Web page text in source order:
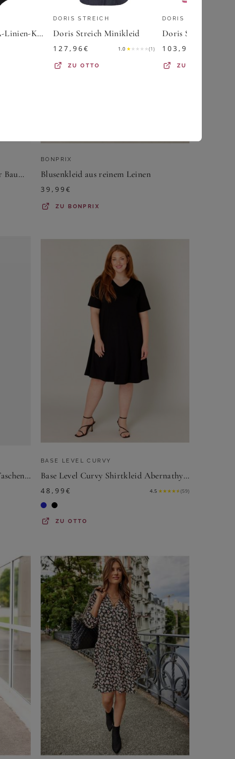
Sommer-Tunika-Kleid aus reiner Baumwolle
BONPRIX
Blusenkleid aus reinem Leinen
39,99€
ZU BONPRIX
Jerseykleid mit Bindeband und Taschen - blau / grün / gemustert - Gr. 24 von Goldner Fashion
BASE LEVEL CURVY
Base Level Curvy Shirtkleid Abernathy Sommerkleid In leicht ausgestellter Form
48,99€ 4.5 ★★★★★ (59)
ZUOTTO
Doris Streich A-Linien-Kleid (1-tlg) mit Motiv auf dem Ärmel
DORIS STREICH
Doris Streich Minikleid
127,96€ 1.0 ★ ★ ★ ★ ★(1)
ZUOTTO
DORIS STREICH
103,96
ZU